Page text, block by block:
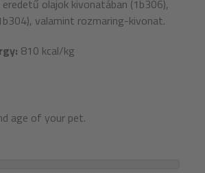
olajok kivonatában (1b306),
valamint rozmaring-kivonat.
810 kcal/kg
age of your pet.